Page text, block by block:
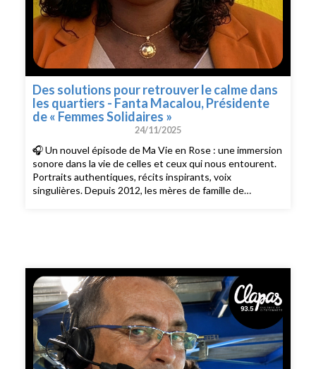
Vous pouvez aussi nous soutenir en laissant quelques
étoiles et un commentaire, cela fait toute la différence.
Bonne écoute … et bon partage !À retrouver sur toutes
les plateformes | Suivez-nous sur Instagram & Facebook
& Linkedin | Une émission de Radio Clapas.
Des solutions pour retrouver le calme dans
les quartiers - Fanta Macalou, Présidente
de « Femmes Solidaires »
24/11/2025
🎧 Un nouvel épisode de Ma Vie en Rose : une immersion
sonore dans la vie de celles et ceux qui nous entourent.
Portraits authentiques, récits inspirants, voix
singulières. Depuis 2012, les mères de famille de
en 2020. Dans leur local, les membres de l´association
accueillent le matin, les adultes pour les accompagner
dans la lutte contre la précarité numérique. L´après-midi,
elles se consacrent à l´aide aux devoirs pour les enfants.
Et la nuit, ce groupe de Mamans surnommé « la brigade
des Daronnes » agit directement sur le terrain afin d´aller
au-devant des affrontements et de maintenir le dialogue
avec les jeunes. L´Association est devenue un véritable